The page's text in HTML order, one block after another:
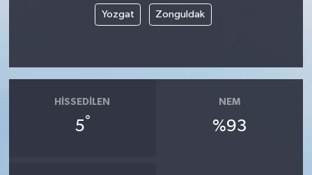
Yozgat Zonguldak
HISSEDILEN
5°
NEM
%93